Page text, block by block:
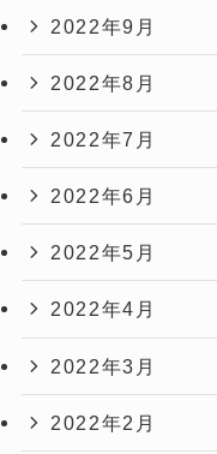
2022年9月
2022年8月
2022年7月
2022年6月
2022年5月
2022年4月
2022年3月
2022年2月